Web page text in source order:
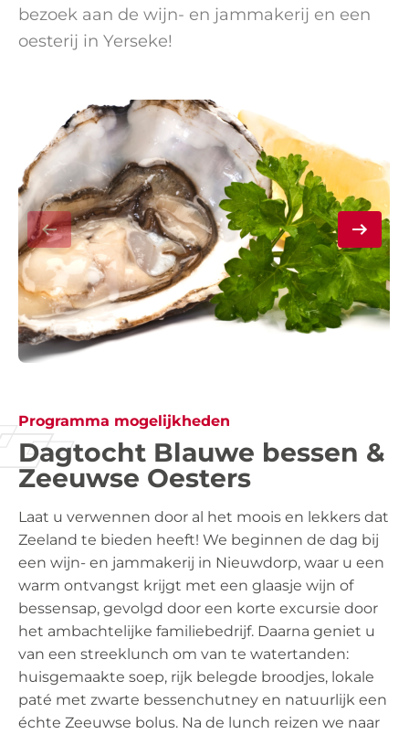
bezoek aan de wijn- en jammakerij en een
oesterij in Yerseke!
Programma mogelijkheden
Dagtocht Blauwe bessen &
Zeeuwse Oesters
Laat u verwennen door al het moois en lekkers dat
Zeeland te bieden heeft! We beginnen de dag bij
een wijn- en jammakerij in Nieuwdorp, waar u een
warm ontvangst krijgt met een glaasje wijn of
bessensap, gevolgd door een korte excursie door
het ambachtelijke familiebedrijf. Daarna geniet u
van een streeklunch om van te watertanden:
huisgemaakte soep, rijk belegde broodjes, lokale
paté met zwarte bessenchutney en natuurlijk een
échte Zeeuwse bolus. Na de lunch reizen we naar